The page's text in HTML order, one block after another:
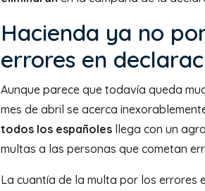
Hacienda ya no
errores en
Aunque parece que todavía queda
mes de abril se acerca
todos los españoles llega con un
multas a las personas que cometan
La cuantía de la multa por los errores